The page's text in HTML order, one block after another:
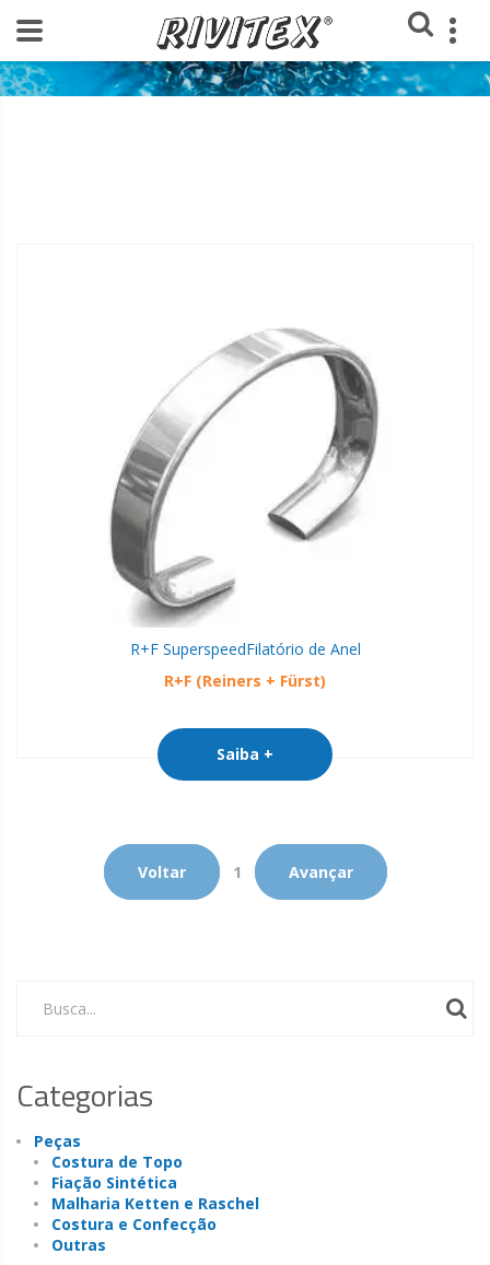
Home Loja Rivitex
R+F SuperspeedFilatório de Anel
R+F (Reiners + Fürst)
Saiba +
Voltar 1 Avançar
Busca...
Categorias
Peças
Costura de Topo
Fiação Sintética
Malharia Ketten e Raschel
Costura e Confecção
Outras